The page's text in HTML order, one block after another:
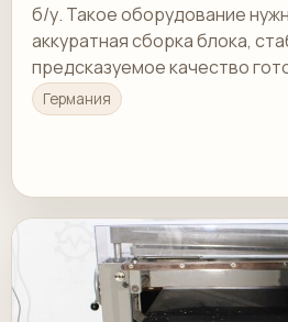
б/у. Такое оборудование
аккуратная сборка блока,
предсказуемое качество
Германия